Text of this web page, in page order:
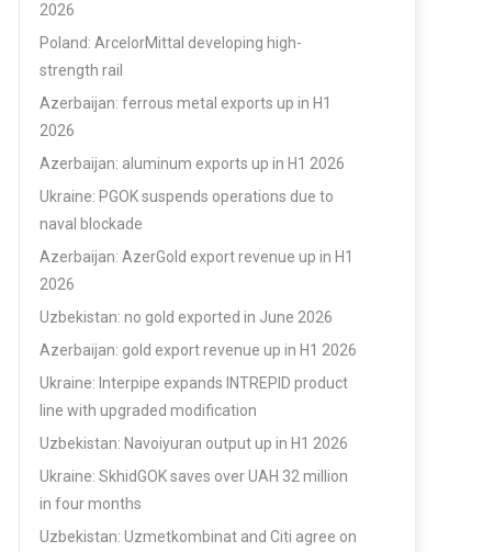
2026
Poland: ArcelorMittal developing high-
strength rail
Azerbaijan: ferrous metal exports up in H1
2026
Azerbaijan: aluminum exports up in H1 2026
Ukraine: PGOK suspends operations due to
naval blockade
Azerbaijan: AzerGold export revenue up in H1
2026
Uzbekistan: no gold exported in June 2026
Azerbaijan: gold export revenue up in H1 2026
Ukraine: Interpipe expands INTREPID product
line with upgraded modification
Uzbekistan: Navoiyuran output up in H1 2026
Ukraine: SkhidGOK saves over UAH 32 million
in four months
Uzbekistan: Uzmetkombinat and Citi agree on